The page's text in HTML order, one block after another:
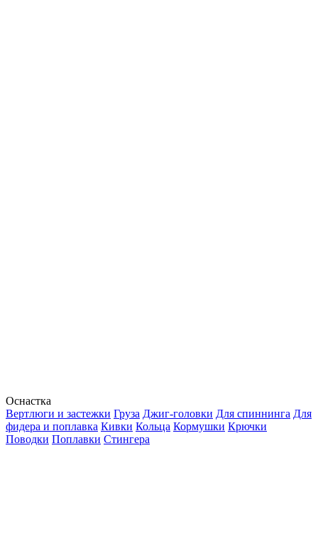
Оснастка
Вертлюги и застежки Груза Джиг-головки Для спиннинга Для
фидера и поплавка Кивки Кольца Кормушки Крючки
Поводки Поплавки Стингера